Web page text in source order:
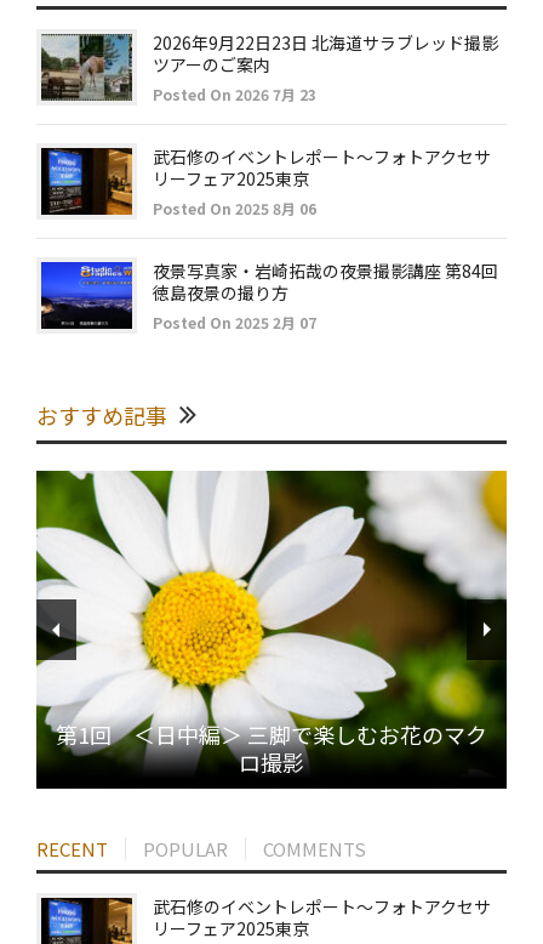
2026年9月22日23日 北海道サラブレッド撮影
ツアーのご案内
Posted On 2026 7月 23
武石修のイベントレポート～フォトアクセサ
リーフェア2025東京
Posted On 2025 8月 06
夜景写真家・岩崎拓哉の夜景撮影講座 第84回
徳島夜景の撮り方
Posted On 2025 2月 07
おすすめ記事
第1回 ＜日中編＞ 三脚で楽しむお花のマク
ロ撮影
RECENT POPULAR COMMENTS
武石修のイベントレポート～フォトアクセサ
リーフェア2025東京